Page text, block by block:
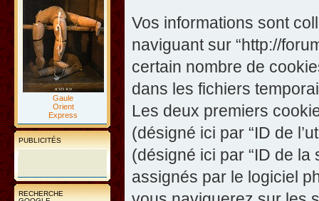
Gaule
Orient
Express
PUBLICITÉS
RECHERCHE
Vos informations sont
naviguant sur “http://
certain nombre de
dans les fichiers
Les deux premiers
(désigné ici par “ID de
(désigné ici par “ID de
assignés par le logiciel